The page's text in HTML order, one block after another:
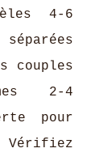
4-6
séparées
couples
2-4
pour